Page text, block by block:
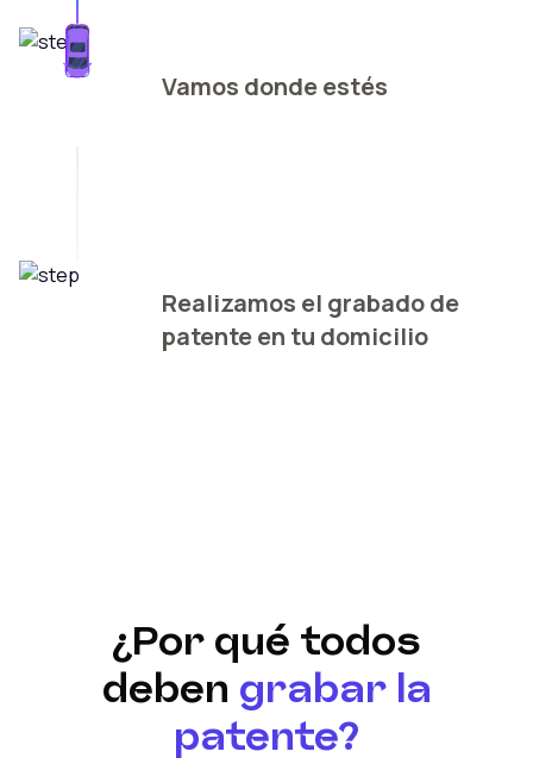
Vamos donde estés
Realizamos el grabado de
patente en tu domicilio
¿Por qué todos
deben grabar la
patente?